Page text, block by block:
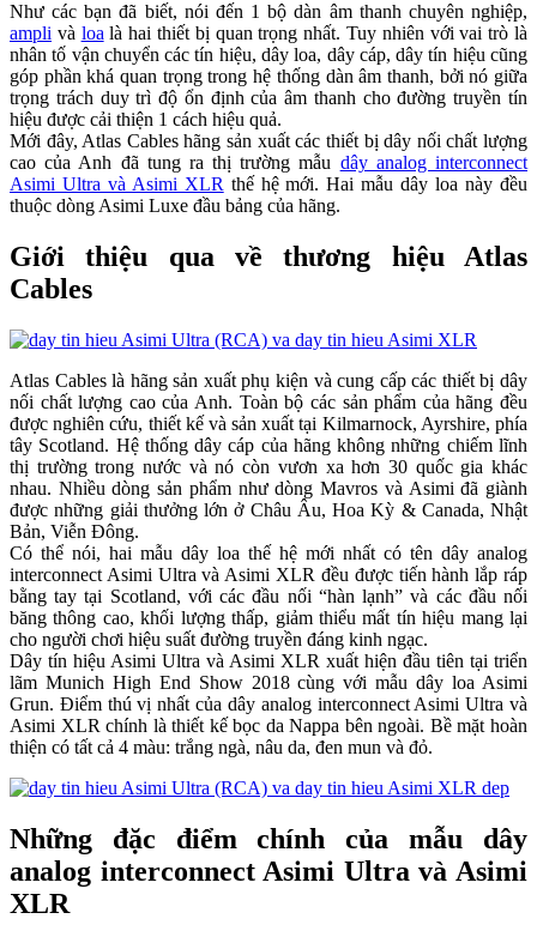
Như các bạn đã biết, nói đến 1 bộ dàn âm thanh chuyên nghiệp,
ampli và loa là hai thiết bị quan trọng nhất. Tuy nhiên với vai trò là
nhân tố vận chuyển các tín hiệu, dây loa, dây cáp, dây tín hiệu cũng
góp phần khá quan trọng trong hệ thống dàn âm thanh, bởi nó giữa
trọng trách duy trì độ ổn định của âm thanh cho đường truyền tín
hiệu được cải thiện 1 cách hiệu quả.
Mới đây, Atlas Cables hãng sản xuất các thiết bị dây nối chất lượng
cao của Anh đã tung ra thị trường mẫu dây analog interconnect
Asimi Ultra và Asimi XLR thế hệ mới. Hai mẫu dây loa này đều
thuộc dòng Asimi Luxe đầu bảng của hãng.
Giới thiệu qua về thương hiệu Atlas
Cables
Atlas Cables là hãng sản xuất phụ kiện và cung cấp các thiết bị dây
nối chất lượng cao của Anh. Toàn bộ các sản phẩm của hãng đều
được nghiên cứu, thiết kế và sản xuất tại Kilmarnock, Ayrshire, phía
tây Scotland. Hệ thống dây cáp của hãng không những chiếm lĩnh
thị trường trong nước và nó còn vươn xa hơn 30 quốc gia khác
nhau. Nhiều dòng sản phẩm như dòng Mavros và Asimi đã giành
được những giải thưởng lớn ở Châu Âu, Hoa Kỳ & Canada, Nhật
Bản, Viễn Đông.
Có thể nói, hai mẫu dây loa thế hệ mới nhất có tên dây analog
interconnect Asimi Ultra và Asimi XLR đều được tiến hành lắp ráp
bằng tay tại Scotland, với các đầu nối “hàn lạnh” và các đầu nối
băng thông cao, khối lượng thấp, giảm thiểu mất tín hiệu mang lại
cho người chơi hiệu suất đường truyền đáng kinh ngạc.
Dây tín hiệu Asimi Ultra và Asimi XLR xuất hiện đầu tiên tại triển
lãm Munich High End Show 2018 cùng với mẫu dây loa Asimi
Grun. Điểm thú vị nhất của dây analog interconnect Asimi Ultra và
Asimi XLR chính là thiết kế bọc da Nappa bên ngoài. Bề mặt hoàn
thiện có tất cả 4 màu: trắng ngà, nâu da, đen mun và đỏ.
Những đặc điểm chính của mẫu dây
analog interconnect Asimi Ultra và Asimi
XLR